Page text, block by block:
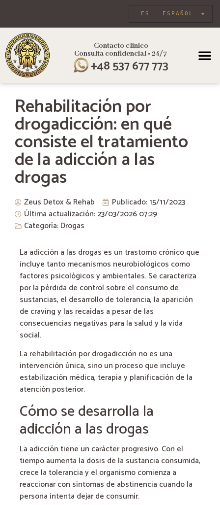
ESPAÑOL
ES
Contacto clínico
Consulta confidencial • 24/7
+48 537 677 773
Rehabilitación por
drogadicción: en qué
consiste el tratamiento
de la adicción a las
drogas
Zeus Detox & Rehab Publicado:15/11/2023
Última actualización: 23/03/202607:29
Categoría:Drogas
La adicción a las drogas es un trastorno crónico que
incluye tanto mecanismos neurobiológicos como
factores psicológicos y ambientales. Se caracteriza
por la pérdida de control sobre el consumo de
sustancias, el desarrollo de tolerancia, la aparición
de craving y las recaídas a pesar de las
consecuencias negativas para la salud y la vida
social.
La rehabilitación por drogadicción no es una
intervención única, sino un proceso que incluye
estabilización médica, terapia y planificación de la
atención posterior.
Cómo se desarrolla la
adicción a las drogas
La adicción tiene un carácter progresivo. Con el
tiempo aumenta la dosis de la sustancia consumida,
crece la tolerancia y el organismo comienza a
reaccionar con síntomas de abstinencia cuando la
persona intenta dejar de consumir.